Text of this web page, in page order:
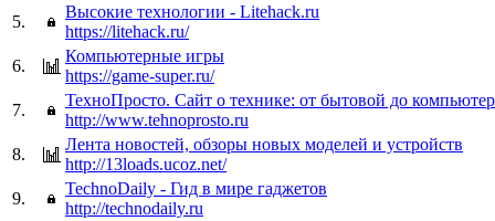
5.
Высокие технологии - Litehack.ru
https://litehack.ru/
6.
Компьютерные игры
https://game-super.ru/
7.
ТехноПросто. Сайт о технике: от бытовой до
http://www.tehnoprosto.ru
8.
Лента новостей, обзоры новых моделей и устройств
http://13loads.ucoz.net/
9.
TechnoDaily - Гид в мире гаджетов
http://technodaily.ru